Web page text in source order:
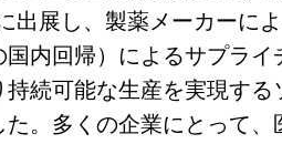
出展し、製薬メーカーに
国内回帰）によるサプライ
持続可能な生産を実現す
た。多くの企業にとって、